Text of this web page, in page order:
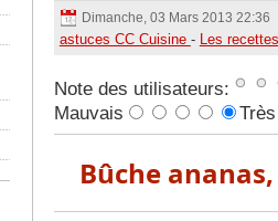
Dimanche, 03 Mars 2013 22:36
astuces CC Cuisine - Les
Note des utilisateurs:
Mauvais
Bûche